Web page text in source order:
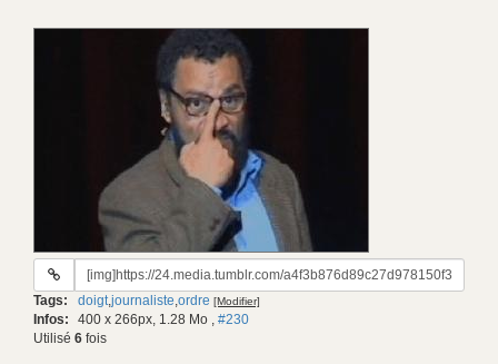
URL
gif:
Tags: doigt,journaliste,ordre [Modifier]
Infos: 400 x 266px, 1.28 Mo , #230
Utilisé 6 fois